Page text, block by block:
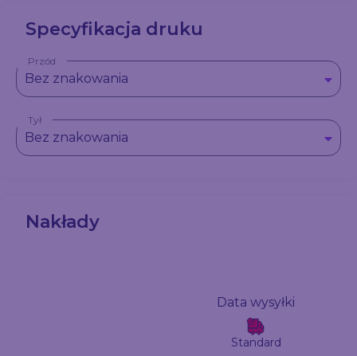
Specyfikacja druku
Przód
Bez znakowania
Tył
Bez znakowania
Nakłady
Data wysyłki
Standard